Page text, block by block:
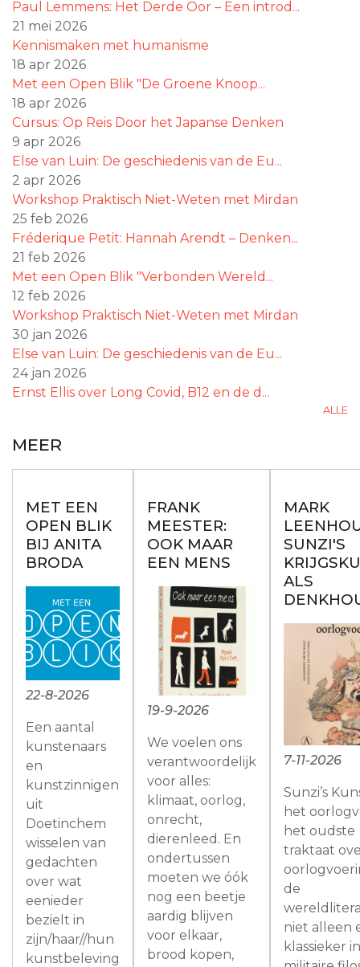
Paul Lemmens: Het Derde Oor – Een introd...
21 mei 2026
Kennismaken met humanisme
18 apr 2026
Met een Open Blik "De Groene Knoop...
18 apr 2026
Cursus: Op Reis Door het Japanse Denken
9 apr 2026
Else van Luin: De geschiedenis van de Eu...
2 apr 2026
Workshop Praktisch Niet-Weten met Mirdan
25 feb 2026
Fréderique Petit: Hannah Arendt – Denken...
21 feb 2026
Met een Open Blik "Verbonden Wereld...
12 feb 2026
Workshop Praktisch Niet-Weten met Mirdan
30 jan 2026
Else van Luin: De geschiedenis van de Eu...
24 jan 2026
Ernst Ellis over Long Covid, B12 en de d...
ALLE
MEER
MET EEN
OPEN BLIK
BIJ ANITA
BRODA
22-8-2026
Een aantal
kunstenaars
en
kunstzinnigen
uit
Doetinchem
wisselen van
gedachten
over wat
eenieder
bezielt in
zijn/haar//hun
kunstbeleving
FRANK
MEESTER:
OOK MAAR
EEN MENS
19-9-2026
We voelen ons
verantwoordelijk
voor alles:
klimaat, oorlog,
onrecht,
dierenleed. En
ondertussen
moeten we óók
nog een beetje
aardig blijven
voor elkaar,
brood kopen,
MARK
SUNZI'S
ALS
7-11-2026
Sunzi’s
het
het oudste
traktaat
de
niet alleen
klassieker